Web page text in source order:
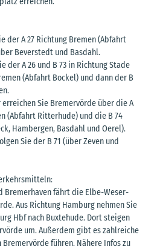
der A 27 Richtung Bremen (Abfahrt
Beverstedt und Basdahl.
der A 26 und B 73 in Richtung Stade
(Abfahrt Bockel) und dann der B
erreichen Sie Bremervörde über die A
(Abfahrt Ritterhude) und die B 74
Hambergen, Basdahl und Oerel).
Sie der B 71 (über Zeven und
Bremerhaven fährt die Elbe-Weser-
Aus Richtung Hamburg nehmen Sie
Hbf nach Buxtehude. Dort steigen
um. Außerdem gibt es zahlreiche
führen. Nähere Infos zu